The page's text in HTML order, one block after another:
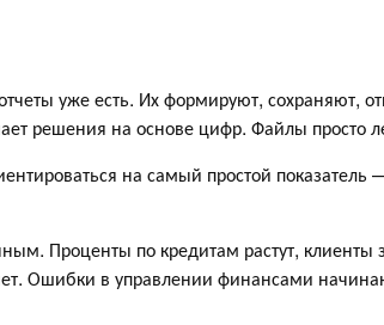
уже есть. Их формируют, сохраняют,
решения на основе цифр. Файлы просто
на самый простой показатель
Проценты по кредитам растут,
Ошибки в управлении финансами